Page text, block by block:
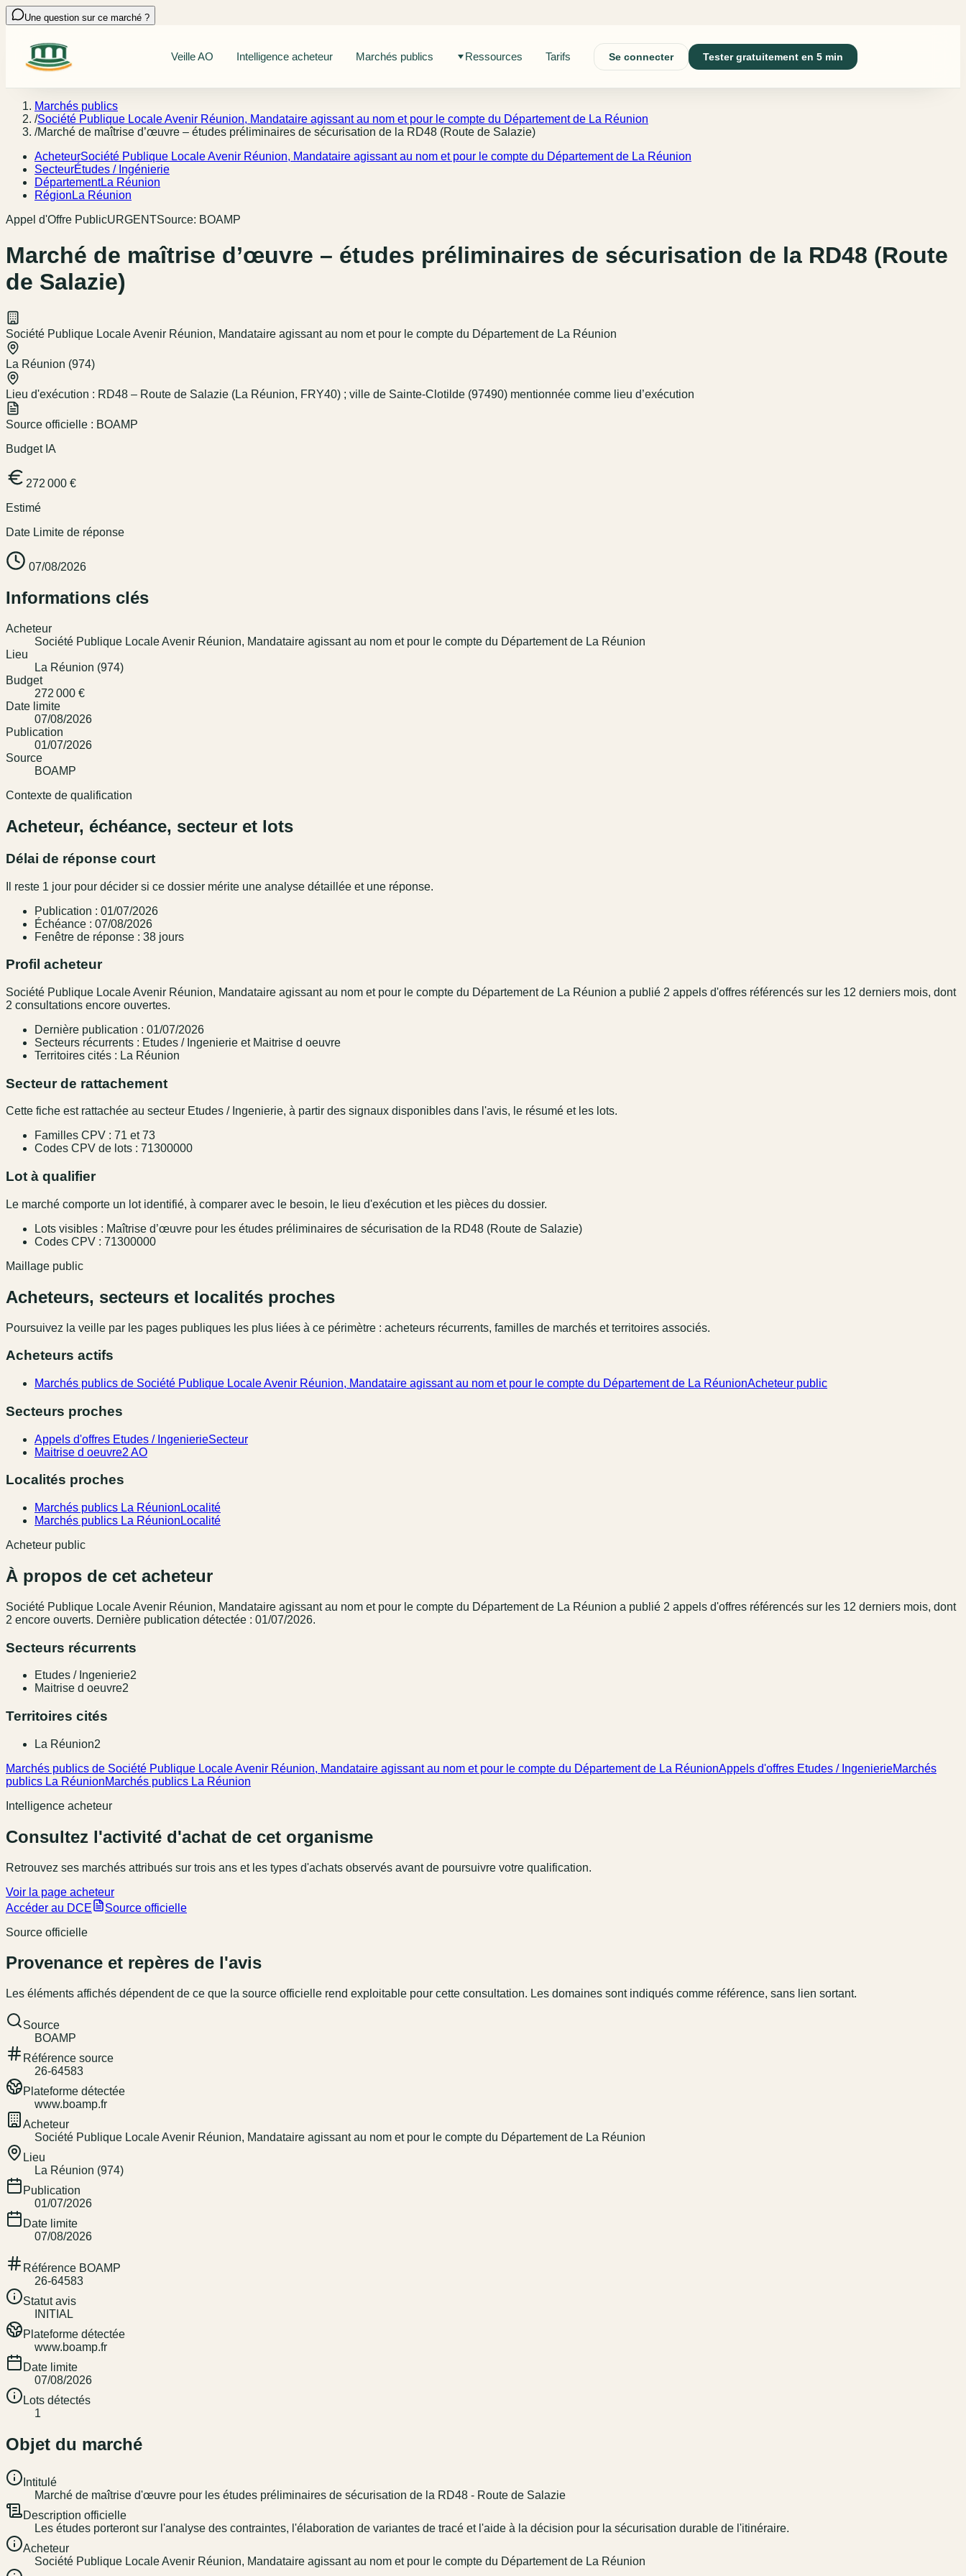
Une question sur ce marché ?
Veille AO Intelligence acheteur Marchés publics Ressources Tarifs Se connecter Tester gratuitement en 5 min
Marchés publics
/Société Publique Locale Avenir Réunion, Mandataire agissant au nom et pour le compte du Département de La Réunion
/Marché de maîtrise d’œuvre – études préliminaires de sécurisation de la RD48 (Route de Salazie)
AcheteurSociété Publique Locale Avenir Réunion, Mandataire agissant au nom et pour le compte du Département de La Réunion
SecteurÉtudes / Ingénierie
DépartementLa Réunion
Région La Réunion
Appel d'Offre PublicURGENTSource: BOAMP
Marché de maîtrise d’œuvre – études préliminaires de sécurisation de la RD48 (Route
de Salazie)
Société Publique Locale Avenir Réunion, Mandataire agissant au nom et pour le compte du Département de La Réunion
La Réunion (974)
Lieu d'exécution : RD48 – Route de Salazie (La Réunion, FRY40) ; ville de Sainte-Clotilde (97490) mentionnée comme lieu d’exécution
Source officielle : BOAMP
Budget IA
272 000 €
Estimé
Date Limite de réponse
07/08/2026
Informations clés
Acheteur
Société Publique Locale Avenir Réunion, Mandataire agissant au nom et pour le compte du Département de La Réunion
Lieu
La Réunion (974)
Budget
272 000 €
Date limite
07/08/2026
Publication
01/07/2026
Source
BOAMP
Contexte de qualification
Acheteur, échéance, secteur et lots
Délai de réponse court
Il reste 1 jour pour décider si ce dossier mérite une analyse détaillée et une réponse.
Publication : 01/07/2026
Échéance : 07/08/2026
Fenêtre de réponse : 38 jours
Profil acheteur
Société Publique Locale Avenir Réunion, Mandataire agissant au nom et pour le compte du Département de La Réunion a publié 2 appels d'offres référencés sur les 12 derniers mois, dont
2 consultations encore ouvertes.
Dernière publication : 01/07/2026
Secteurs récurrents : Etudes / Ingenierie et Maitrise d oeuvre
Territoires cités : La Réunion
Secteur de rattachement
Cette fiche est rattachée au secteur Etudes / Ingenierie, à partir des signaux disponibles dans l'avis, le résumé et les lots.
Familles CPV : 71 et 73
Codes CPV de lots : 71300000
Lot à qualifier
Le marché comporte un lot identifié, à comparer avec le besoin, le lieu d'exécution et les pièces du dossier.
Lots visibles : Maîtrise d’œuvre pour les études préliminaires de sécurisation de la RD48 (Route de Salazie)
Codes CPV : 71300000
Maillage public
Acheteurs, secteurs et localités proches
Poursuivez la veille par les pages publiques les plus liées à ce périmètre : acheteurs récurrents, familles de marchés et territoires associés.
Acheteurs actifs
Marchés publics de Société Publique Locale Avenir Réunion, Mandataire agissant au nom et pour le compte du Département de La RéunionAcheteur public
Secteurs proches
Appels d'offres Etudes / IngenierieSecteur
Maitrise d oeuvre2 AO
Localités proches
Marchés publics La Réunion Localité
Marchés publics La Réunion Localité
Acheteur public
À propos de cet acheteur
Société Publique Locale Avenir Réunion, Mandataire agissant au nom et pour le compte du Département de La Réunion a publié 2 appel s d'offres référencés sur les 12 derniers mois, dont
2 encore ouverts. Dernière publication détectée : 01/07/2026.
Secteurs récurrents
Etudes / Ingenierie2
Maitrise d oeuvre2
Territoires cités
La Réunion2
Marchés publics de Société Publique Locale Avenir Réunion, Mandataire agissant au nom et pour le compte du Département de La RéunionAppels d'offres Etudes / IngenierieMarchés
publics La RéunionMarchés publics La Réunion
Intelligence acheteur
Consultez l'activité d'achat de cet organisme
Retrouvez ses marchés attribués sur trois ans et les types d'achats observés avant de poursuivre votre qualification.
Voir la page acheteur
Accéder au DCE
Source officielle
Source officielle
Provenance et repères de l'avis
Les éléments affichés dépendent de ce que la source officielle rend exploitable pour cette consultation. Les domaines sont indiqués comme référence, sans lien sortant.
Source
BOAMP
Référence source
26-64583
Plateforme détectée
www.boamp.fr
Acheteur
Société Publique Locale Avenir Réunion, Mandataire agissant au nom et pour le compte du Département de La Réunion
Lieu
La Réunion (974)
Publication
01/07/2026
Date limite
07/08/2026
Référence BOAMP
26-64583
Statut avis
INITIAL
Plateforme détectée
www.boamp.fr
Date limite
07/08/2026
Lots détectés
1
Objet du marché
Intitulé
Marché de maîtrise d'œuvre pour les études préliminaires de sécurisation de la RD48 - Route de Salazie
Description officielle
Les études porteront sur l'analyse des contraintes, l'élaboration de variantes de tracé et l'aide à la décision pour la sécurisation durable de l'itinéraire.
Acheteur
Société Publique Locale Avenir Réunion, Mandataire agissant au nom et pour le compte du Département de La Réunion